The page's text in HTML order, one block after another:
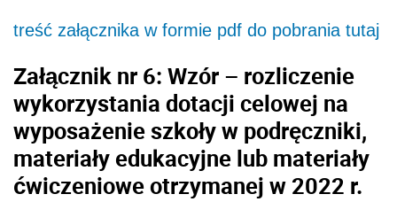
treść załącznika w formie pdf do pobrania tutaj
Załącznik nr 6: Wzór – rozliczenie
wykorzystania dotacji celowej na
wyposażenie szkoły w podręczniki,
materiały edukacyjne lub materiały
ćwiczeniowe otrzymanej w 2022 r.